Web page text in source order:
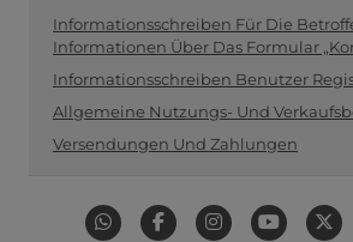
Informationsschreiben Für Die
Informationen Über Das Formular
Informationsschreiben Benutzer
Allgemeine Nutzungs- Und
Versendungen Und Zahlungen